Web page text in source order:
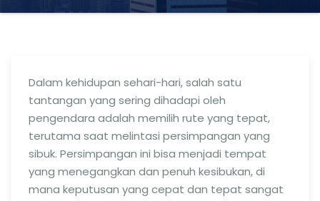
Dalam kehidupan sehari-hari, salah satu
tantangan yang sering dihadapi oleh
pengendara adalah memilih rute yang tepat,
terutama saat melintasi persimpangan yang
sibuk. Persimpangan ini bisa menjadi tempat
yang menegangkan dan penuh kesibukan, di
mana keputusan yang cepat dan tepat sangat